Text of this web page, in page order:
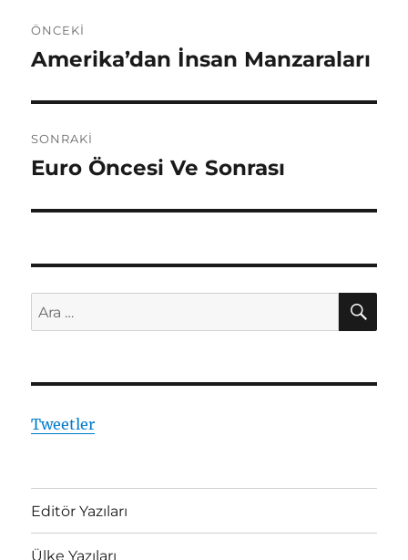
gezinmesi
ÖNCEKI
Önceki
Amerika’dan İnsan Manzaraları
SONRAKI
Sonraki
Euro Öncesi Ve Sonrası
Ara:
Tweetler
Editör Yazıları
Ülke Yazıları